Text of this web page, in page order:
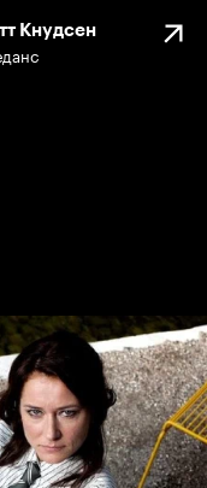
Кнудсен